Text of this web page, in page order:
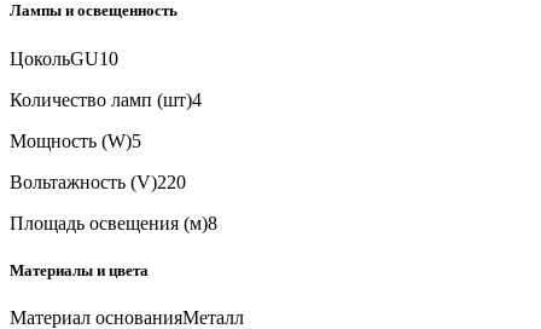
Лампы и освещенность
ЦокольGU10
Количество ламп (шт)4
Мощность (W)5
Вольтажность (V)220
Площадь освещения (м)8
Материалы и цвета
Материал основанияМеталл